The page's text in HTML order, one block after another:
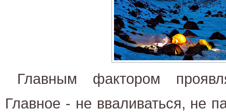
Главным фактором
Главное - не вваливаться, не